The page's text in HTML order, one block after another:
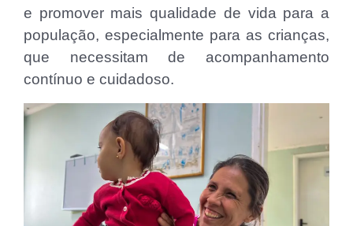
e promover mais qualidade de vida para a
população, especialmente para as crianças,
que necessitam de acompanhamento
contínuo e cuidadoso.